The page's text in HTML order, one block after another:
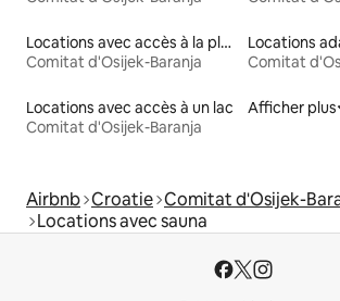
Locations avec accès à la plage
Comitat d'Osijek-Baranja
Comitat
Locations avec accès à un lac
Comitat d'Osijek-Baranja
Afficher plus
Airbnb Croatie Comitat d'Osijek-
Locations avec sauna